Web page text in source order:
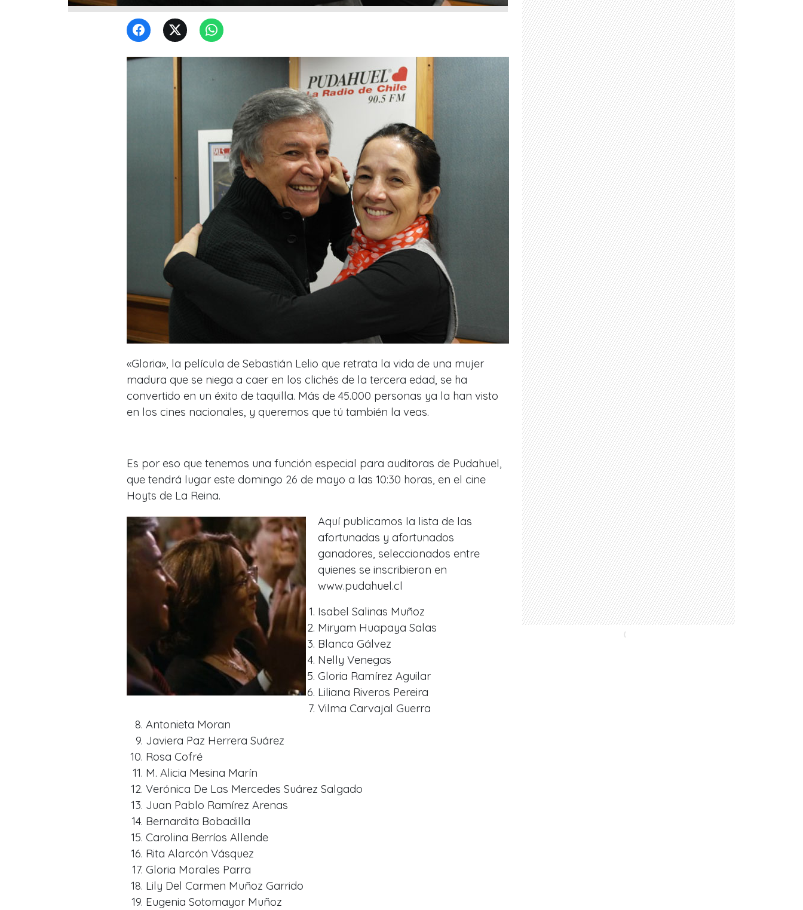
«Gloria», la película de Sebastián Lelio que retrata la vida de una mujer
madura que se niega a caer en los clichés de la tercera edad, se ha
convertido en un éxito de taquilla. Más de 45.000 personas ya la han visto
en los cines nacionales, y queremos que tú también la veas.
Es por eso que tenemos una función especial para auditoras de Pudahuel,
que tendrá lugar este domingo 26 de mayo a las 10:30 horas, en el cine
Hoyts de La Reina.
Aquí publicamos la lista de las
afortunadas y afortunados
ganadores, seleccionados entre
quienes se inscribieron en
www.pudahuel.cl
Isabel Salinas Muñoz
Miryam Huapaya Salas
Blanca Gálvez
Nelly Venegas
Gloria Ramírez Aguilar
Liliana Riveros Pereira
Vilma Carvajal Guerra
Antonieta Moran
Javiera Paz Herrera Suárez
Rosa Cofré
M. Alicia Mesina Marín
Verónica De Las Mercedes Suárez Salgado
Juan Pablo Ramírez Arenas
Bernardita Bobadilla
Carolina Berríos Allende
Rita Alarcón Vásquez
Gloria Morales Parra
Lily Del Carmen Muñoz Garrido
Eugenia Sotomayor Muñoz